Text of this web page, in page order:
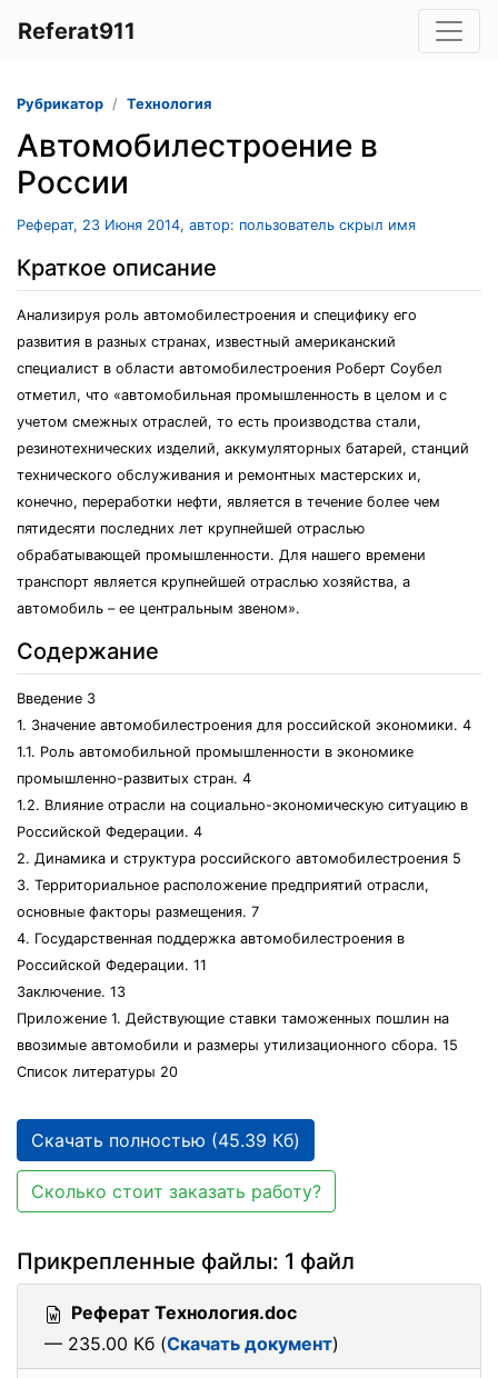
Referat911
Рубрикатор Технология
Автомобилестроение в
России
Реферат, 23 Июня 2014, автор: пользователь скрыл имя
Краткое описание
Анализируя роль автомобилестроения и специфику его
развития в разных странах, известный американский
специалист в области автомобилестроения Роберт Соубел
отметил, что «автомобильная промышленность в целом и с
учетом смежных отраслей, то есть производства стали,
резинотехнических изделий, аккумуляторных батарей, станций
технического обслуживания и ремонтных мастерских и,
конечно, переработки нефти, является в течение более чем
пятидесяти последних лет крупнейшей отраслью
обрабатывающей промышленности. Для нашего времени
транспорт является крупнейшей отраслью хозяйства, а
автомобиль – ее центральным звеном».
Содержание
Введение 3
1. Значение автомобилестроения для российской экономики. 4
1.1. Роль автомобильной промышленности в экономике
промышленно-развитых стран. 4
1.2. Влияние отрасли на социально-экономическую ситуацию в
Российской Федерации. 4
2. Динамика и структура российского автомобилестроения 5
3. Территориальное расположение предприятий отрасли,
основные факторы размещения. 7
4. Государственная поддержка автомобилестроения в
Российской Федерации. 11
Заключение. 13
Приложение 1. Действующие ставки таможенных пошлин на
ввозимые автомобили и размеры утилизационного сбора. 15
Список литературы 20
Скачать полностью (45.39 Кб)
Сколько стоит заказать работу?
Прикрепленные файлы: 1 файл
Реферат Технология.doc
— 235.00 Кб (Скачать документ)